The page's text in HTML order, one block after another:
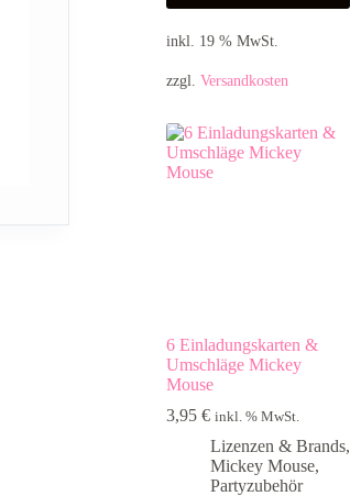
inkl. 19 % MwSt.
zzgl.Versandkosten
6 Einladungskarten &
Umschläge Mickey
Mouse
3,95€ inkl. % MwSt.
Lizenzen & Brands,
Mickey Mouse,
Partyzubehör